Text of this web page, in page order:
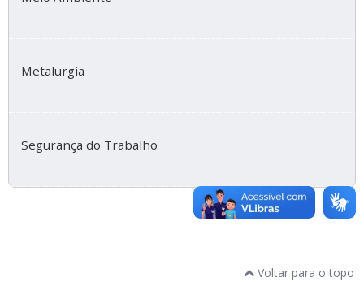
Metalurgia
Segurança do Trabalho
Voltar para o topo